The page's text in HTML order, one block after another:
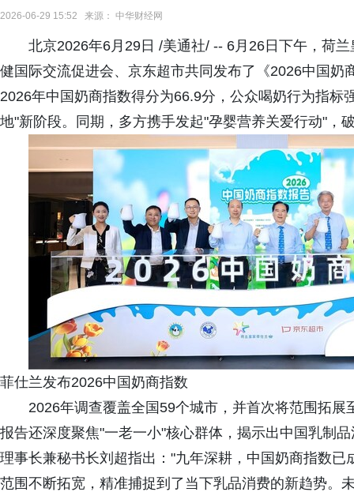
2026-06-29 15:52 来源： 中华财经网
北京2026年6月29日 /美通社/ -- 6月26日下午，荷
健国际交流促进会、京东超市共同发布了《2026中国
2026年中国奶商指数得分为66.9分，公众喝奶行为指标
地"新阶段。同期，多方携手发起"孕婴营养关爱行动"，
菲仕兰发布2026中国奶商指数
2026年调查覆盖全国59个城市，并首次将范围拓
报告还深度聚焦"一老一小"核心群体，揭示出中国乳制
理事长兼秘书长刘超指出："九年深耕，中国奶商指数
范围不断拓宽，精准捕捉到了当下乳品消费的新趋势。